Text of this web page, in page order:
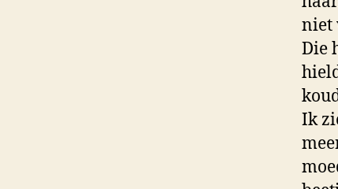
niet
Die
Ik